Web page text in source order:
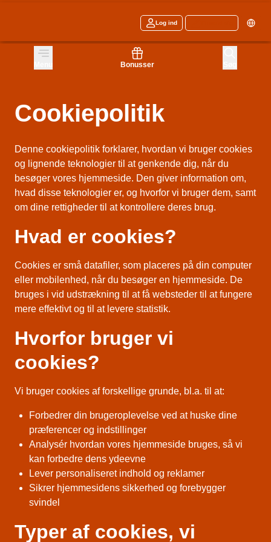
Log ind
Bonusser
Cookiepolitik
Denne cookiepolitik forklarer, hvordan vi bruger cookies
og lignende teknologier til at genkende dig, når du
besøger vores hjemmeside. Den giver information om,
hvad disse teknologier er, og hvorfor vi bruger dem, samt
om dine rettigheder til at kontrollere deres brug.
Hvad er cookies?
Cookies er små datafiler, som placeres på din computer
eller mobilenhed, når du besøger en hjemmeside. De
bruges i vid udstrækning til at få websteder til at fungere
mere effektivt og til at levere statistik.
Hvorfor bruger vi
cookies?
Vi bruger cookies af forskellige grunde, bl.a. til at:
Forbedrer din brugeroplevelse ved at huske dine
præferencer og indstillinger
Analysér hvordan vores hjemmeside bruges, så vi
kan forbedre dens ydeevne
Lever personaliseret indhold og reklamer
Sikrer hjemmesidens sikkerhed og forebygger
svindel
Typer af cookies, vi